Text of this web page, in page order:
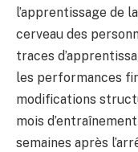
l’apprentissage de
cerveau des
traces
les performances
modifications
mois
semaines après